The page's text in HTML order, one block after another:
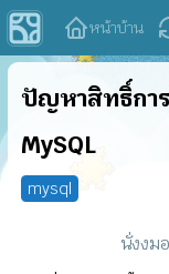
หน้าบ้าน
ปัญหาสิทธิ์กา
MySQL
mysql
นั่งงม